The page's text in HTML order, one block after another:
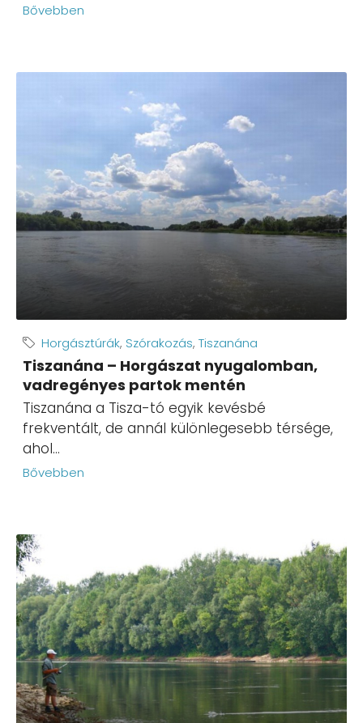
Bővebben
Horgásztúrák, Szórakozás, Tiszanána
Tiszanána – Horgászat nyugalomban,
vadregényes partok mentén
Tiszanána a Tisza-tó egyik kevésbé
frekventált, de annál különlegesebb térsége,
ahol...
Bővebben